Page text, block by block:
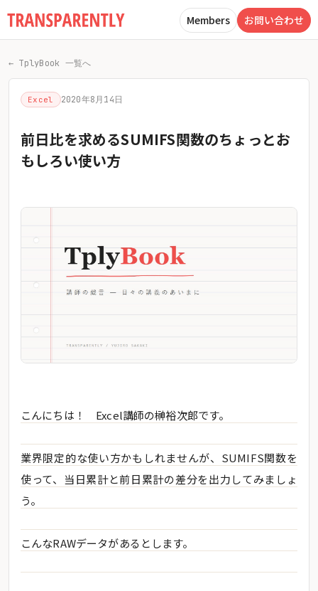
Members お問い合わせ
← TplyBook 一覧へ
Excel 2020年8月14日
前日比を求めるSUMIFS関数のちょっとお
もしろい使い方
こんにちは！ Excel講師の榊裕次郎です。
業界限定的な使い方かもしれませんが、SUMIFS関数を
使って、当日累計と前日累計の差分を出力してみましょ
う。
こんなRAWデータがあるとします。